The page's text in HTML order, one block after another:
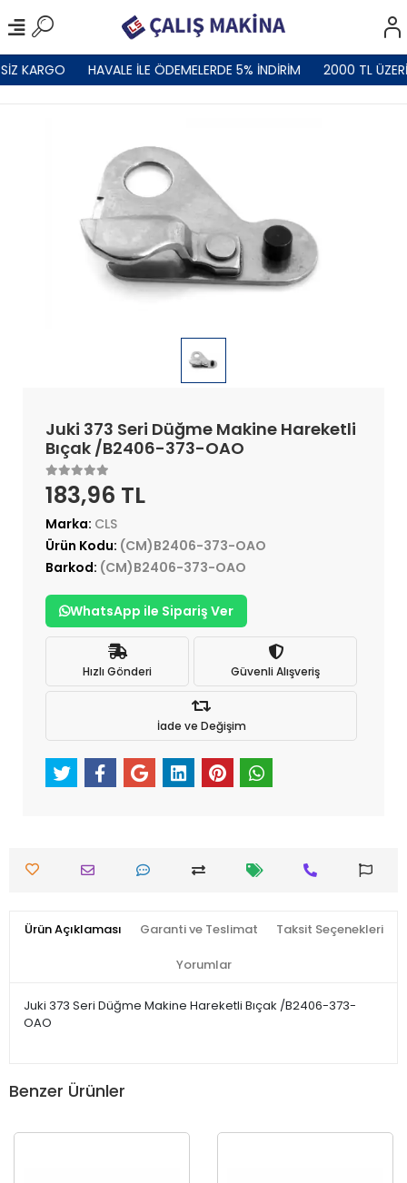
KARGO HAVALE İLE ÖDEMELERDE 5% İNDİRİM 2000 TL
Juki 373 Seri Düğme Makine Hareketli
Bıçak /B2406-373-OAO
183,96 TL
Marka: CLS
Ürün Kodu: (CM)B2406-373-OAO
Barkod: (CM)B2406-373-OAO
WhatsApp ile Sipariş Ver
Hızlı Gönderi Güvenli Alışveriş
İade ve Değişim
Ürün Açıklaması Garanti ve Teslimat Taksit Seçenekleri
Yorumlar
Juki 373 Seri Düğme Makine Hareketli Bıçak /B2406-373-
OAO
Benzer Ürünler